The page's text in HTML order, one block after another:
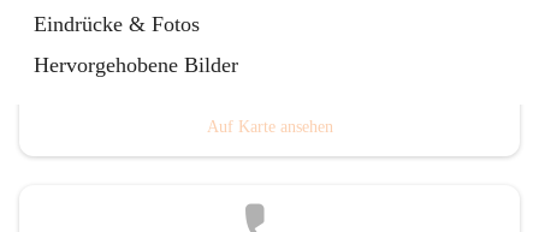
Eindrücke & Fotos
Hervorgehobene BilderHauptadresse
Auf Karte ansehen